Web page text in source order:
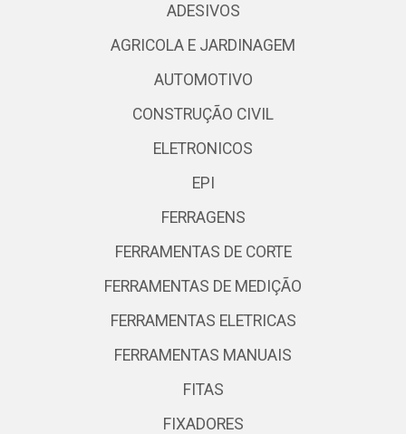
ADESIVOS
AGRICOLA E JARDINAGEM
AUTOMOTIVO
CONSTRUÇÃO CIVIL
ELETRONICOS
EPI
FERRAGENS
FERRAMENTAS DE CORTE
FERRAMENTAS DE MEDIÇÃO
FERRAMENTAS ELETRICAS
FERRAMENTAS MANUAIS
FITAS
FIXADORES